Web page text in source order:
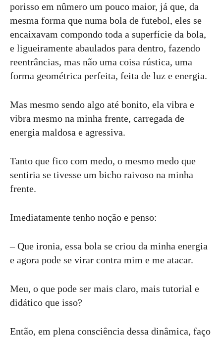
porisso em nûmero um pouco maior, já que, da
mesma forma que numa bola de futebol, eles se
encaixavam compondo toda a superfície da bola,
e ligueiramente abaulados para dentro, fazendo
reentrâncias, mas não uma coisa rústica, uma
forma geométrica perfeita, feita de luz e energia.
Mas mesmo sendo algo até bonito, ela vibra e
vibra mesmo na minha frente, carregada de
energia maldosa e agressiva.
Tanto que fico com medo, o mesmo medo que
sentiria se tivesse um bicho raivoso na minha
frente.
Imediatamente tenho noção e penso:
– Que ironia, essa bola se criou da minha energia
e agora pode se virar contra mim e me atacar.
Meu, o que pode ser mais claro, mais tutorial e
didático que isso?
Então, em plena consciência dessa dinâmica, faço